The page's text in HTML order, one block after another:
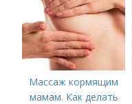
Массаж кормящим
мамам. Как делать